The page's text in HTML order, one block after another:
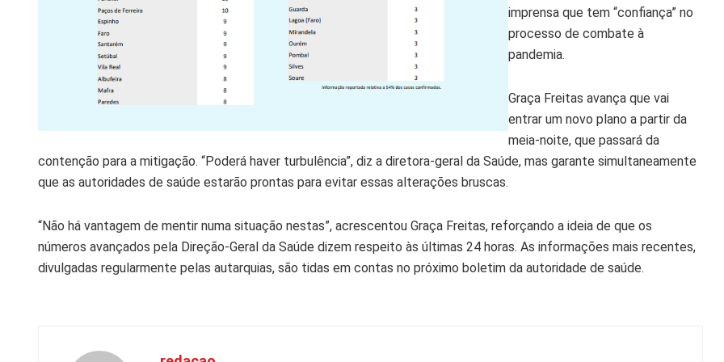
imprensa que tem “confiança” no
processo de combate à
pandemia.
Graça Freitas avança que vai
entrar um novo plano a partir da
meia-noite, que passará da
contenção para a mitigação. “Poderá haver turbulência”, diz a diretora-geral da Saúde, mas garante simultaneamente
que as autoridades de saúde estarão prontas para evitar essas alterações bruscas.
“Não há vantagem de mentir numa situação nestas”, acrescentou Graça Freitas, reforçando a ideia de que os
números avançados pela Direção-Geral da Saúde dizem respeito às últimas 24 horas. As informações mais recentes,
divulgadas regularmente pelas autarquias, são tidas em contas no próximo boletim da autoridade de saúde.